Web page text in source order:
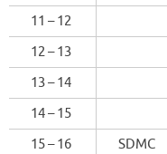
11 – 12
12 – 13
13 – 14
14 – 15
15 – 16
SDMC